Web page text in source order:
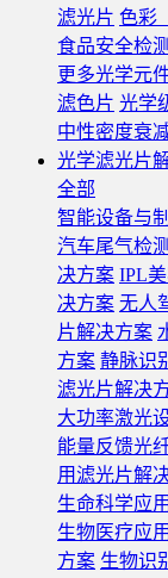
滤光片 色彩
食品安全检
更多光学元
滤色片 光学
中性密度衰
光学滤光片
全部
智能设备与
汽车尾气检
决方案 IPL
决方案 无人
片解决方案
方案 静脉识
滤光片解决
大功率激光
能量反馈光
用滤光片解
生命科学应
生物医疗应
方案 生物识